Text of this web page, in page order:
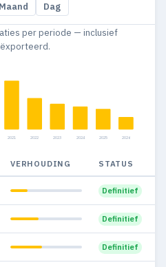
Maand Dag
per periode — inclusief
2021 2022 2023 2024 2025 2026
VERHOUDING STATUS
Definitief
Definitief
Definitief